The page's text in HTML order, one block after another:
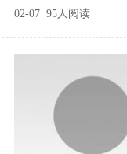
02-07 95人阅读